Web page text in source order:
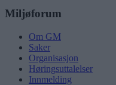
Miljøforum
Om GM
Saker
Organisasjon
Høringsuttalelser
Innmelding